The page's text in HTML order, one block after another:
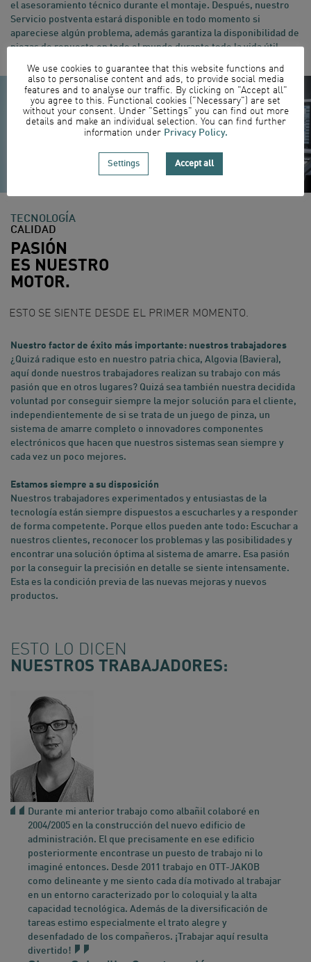
el asesoramiento técnico durante el montaje. Después, nuestro
Servicio postventa estará disponible en todo momento si
apareciese algún problema, además garantiza la disponibilidad de
piezas de repuesto en todo el mundo durante todo la vida útil.
TECNOLOGÍA
CALIDAD
PASIÓN
ES NUESTRO
MOTOR.
ESTO SE SIENTE DESDE EL PRIMER MOMENTO.
Nuestro factor de éxito más importante: nuestros trabajadores
¿Quizá radique esto en nuestro patria chica, Algovia (Baviera),
aquí donde nuestros trabajadores realizan su trabajo con más
pasión que en otros lugares? Quizá sea también nuestra decidida
voluntad por conseguir siempre la mejor solución para el cliente,
independientemente de si se trata de un juego de pinza, un
sistema de amarre completo o innovadores componentes
electrónicos que hacen que nuestros sistemas sean siempre y
cada vez un poco mejores.
Estamos siempre a su disposición
Nuestros trabajadores experimentados y entusiastas de la
tecnología están siempre dispuestos a escucharles y a responder
de forma competente. Porque ellos pueden ante todo: Escuchar a
nuestros clientes, reconocer los problemas y las posibilidades y
encontrar una solución óptima al sistema de amarre. Esa pasión
por la conseguir la precisión en detalle se siente intensamente.
Esta es la condición previa de las nuevas mejoras y nuevos
productos.
ESTO LO DICEN
NUESTROS TRABAJADORES:
Durante mi anterior trabajo como albañil colaboré en
2004/2005 en la construcción del nuevo edificio de
administración. El que precisamente en ese edificio
posteriormente encontrase un puesto de trabajo ni lo
imaginé entonces. Desde 2011 trabajo en OTT-JAKOB
como delineante y me siento cada día motivado al trabajar
en un entorno caracterizado por lo coloquial y la alta
capacidad tecnológica. Además de la diversificación de
tareas estimo especialmente el trato alegre y
desenfadado de los compañeros. ¡Trabajar aquí resulta
divertido!
We use cookies to guarantee that this website functions and
also to personalise content and ads, to provide social media
features and to analyse our traffic. By clicking on "Accept all"
you agree to this. Functional cookies ("Necessary") are set
without your consent. Under "Settings" you can find out more
details and make an individual selection. You can find further
information under Privacy Policy.
Settings Accept all